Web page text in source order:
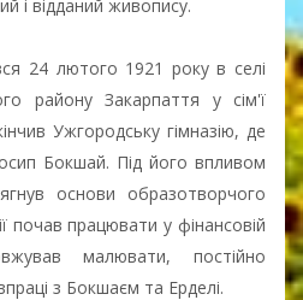
і відданий живопису.
24 лютого 1921 року в селі
району Закарпаття у сім'ї
Ужгородську гімназію, де
Бокшай. Під його впливом
основи образотворчого
почав працювати у фінансовій
малювати, постійно
з Бокшаєм та Ерделі.